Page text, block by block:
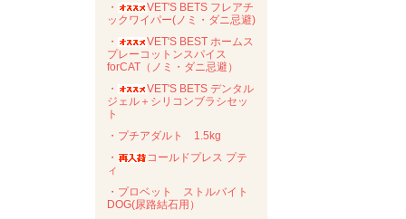
・
VET'S BETS フレアチ
ックワイパー(ノミ・ダニ忌避)
・
VET'S BEST ホームス
プレーコットンスパイス
forCAT（ノミ・ダニ忌避）
・
VET'S BETS デンタル
ジェル＋シリコンブラシセッ
ト
・プチアダルト 1.5kg
・
コールドプレス プテ
ィ
・プロベット ストルバイト
DOG(尿路結石用）